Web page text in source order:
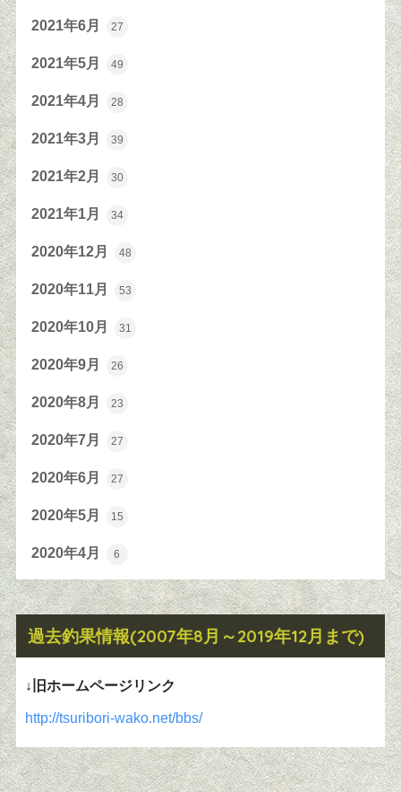
2021年6月 27
2021年5月 49
2021年4月 28
2021年3月 39
2021年2月 30
2021年1月 34
2020年12月 48
2020年11月 53
2020年10月 31
2020年9月 26
2020年8月 23
2020年7月 27
2020年6月 27
2020年5月 15
2020年4月 6
過去釣果情報(2007年8月～2019年12月まで)
↓旧ホームページリンク
http://tsuribori-wako.net/bbs/